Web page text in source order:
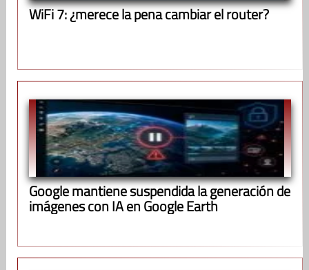
WiFi 7: ¿merece la pena cambiar el router?
Google mantiene suspendida la generación de
imágenes con IA en Google Earth